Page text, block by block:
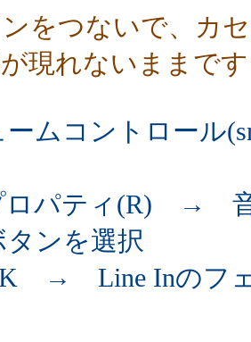
をつないで、カ
現れないままで
ームコントロー
パティ(R) → 音
タンを選択
→ Line Inのフェ